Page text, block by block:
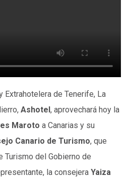
Extrahotelera de Tenerife, La
Ashotel , aprovechará hoy la
Maroto a Canarias y su
Canario de Turismo, que
Turismo del Gobierno de
la consejera Yaiza